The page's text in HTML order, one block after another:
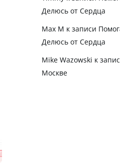
Делюсь от Сердца
Max M к записи
Делюсь от Сердца
Mike Wazowski к
Москве